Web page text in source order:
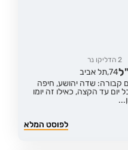
2 הדליקו נר
74,תל אביב
קבורה: שדה יהושע, חיפה
יום עד הקצה, כאילו זה יומו
לפוסט המלא